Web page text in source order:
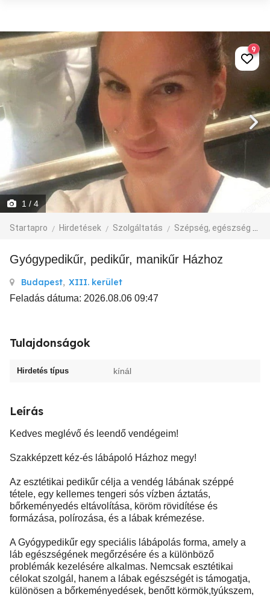
1 / 4
Startapro Hirdetések Szolgáltatás Szépség, egészség
9
Gyógypedikűr, pedikűr, manikűr Házhoz
Budapest, XIII. kerület
Feladás dátuma: 2026.08.06 09:47
Tulajdonságok
Hirdetés típus kínál
Leírás
Kedves meglévő és leendő vendégeim!
Szakképzett kéz-és lábápoló Házhoz megy!
Az esztétikai pedikűr célja a vendég lábának széppé
tétele, egy kellemes tengeri sós vízben áztatás,
bőrkeményedés eltávolítása, köröm rövidítése és
formázása, polírozása, és a lábak krémezése.
A Gyógypedikűr egy speciális lábápolás forma, amely a
láb egészségének megőrzésére és a különböző
problémák kezelésére alkalmas. Nemcsak esztétikai
célokat szolgál, hanem a lábak egészségét is támogatja,
különösen a bőrkeményedések, benőtt körmök,tyúkszem,